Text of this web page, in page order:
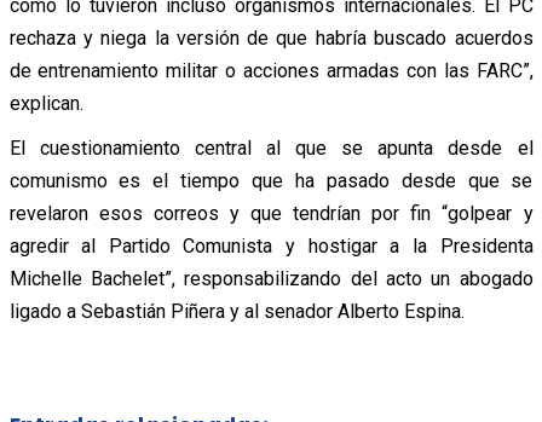
como lo tuvieron incluso organismos internacionales. El PC
rechaza y niega la versión de que habría buscado acuerdos
de entrenamiento militar o acciones armadas con las FARC”,
explican.
El cuestionamiento central al que se apunta desde el
comunismo es el tiempo que ha pasado desde que se
revelaron esos correos y que tendrían por fin “golpear y
agredir al Partido Comunista y hostigar a la Presidenta
Michelle Bachelet”, responsabilizando del acto un abogado
ligado a Sebastián Piñera y al senador Alberto Espina.